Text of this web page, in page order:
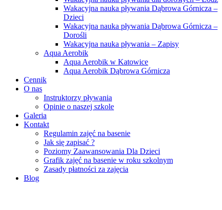
Wakacyjna nauka pływania Dąbrowa Górnicza –
Dzieci
Wakacyjna nauka pływania Dąbrowa Górnicza –
Dorośli
Wakacyjna nauka pływania – Zapisy
Aqua Aerobik
Aqua Aerobik w Katowice
Aqua Aerobik Dąbrowa Górnicza
Cennik
O nas
Instruktorzy pływania
Opinie o naszej szkole
Galeria
Kontakt
Regulamin zajęć na basenie
Jak się zapisać ?
Poziomy Zaawansowania Dla Dzieci
Grafik zajęć na basenie w roku szkolnym
Zasady płatności za zajęcia
Blog